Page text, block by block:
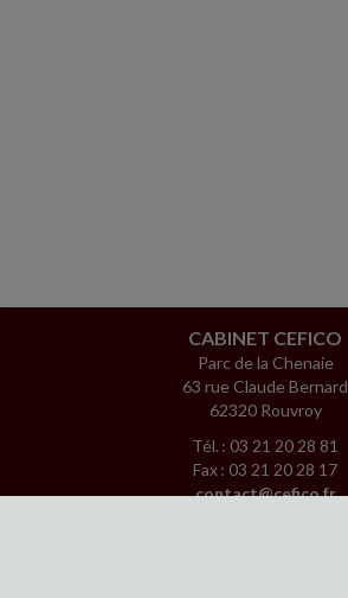
CABINET CEFICO
Parc de la Chenaie
63 rue Claude Bernard
62320 Rouvroy
Tél. : 03 21 20 28 81
Fax : 03 21 20 28 17
contact@cefico.fr